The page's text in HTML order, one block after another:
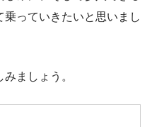
っていきたいと思いまし
ましょう。